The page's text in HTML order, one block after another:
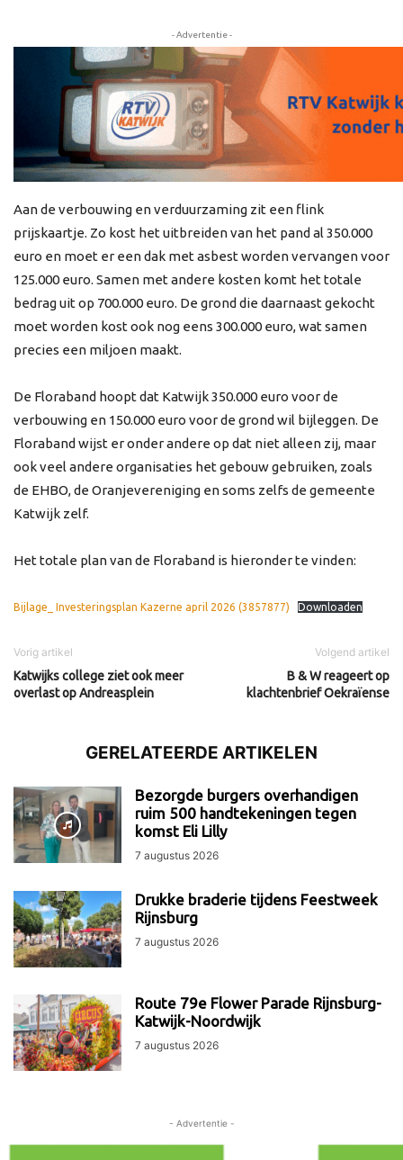
- Advertentie -
Aan de verbouwing en verduurzaming zit een flink
prijskaartje. Zo kost het uitbreiden van het pand al 350.000
euro en moet er een dak met asbest worden vervangen voor
125.000 euro. Samen met andere kosten komt het totale
bedrag uit op 700.000 euro. De grond die daarnaast gekocht
moet worden kost ook nog eens 300.000 euro, wat samen
precies een miljoen maakt.
De Floraband hoopt dat Katwijk 350.000 euro voor de
verbouwing en 150.000 euro voor de grond wil bijleggen. De
Floraband wijst er onder andere op dat niet alleen zij, maar
ook veel andere organisaties het gebouw gebruiken, zoals
de EHBO, de Oranjevereniging en soms zelfs de gemeente
Katwijk zelf.
Het totale plan van de Floraband is hieronder te vinden:
Bijlage_ Investeringsplan Kazerne april 2026 (3857877) Downloaden
Vorig artikel
Katwijks college ziet ook meer
overlast op Andreasplein
Volgend artikel
B & W reageert op
klachtenbrief Oekraïense
GERELATEERDE ARTIKELEN
Bezorgde burgers overhandigen
ruim 500 handtekeningen tegen
komst Eli Lilly
7 augustus 2026
Drukke braderie tijdens Feestweek
Rijnsburg
7 augustus 2026
Route 79e Flower Parade Rijnsburg-
Katwijk-Noordwijk
7 augustus 2026
- Advertentie -